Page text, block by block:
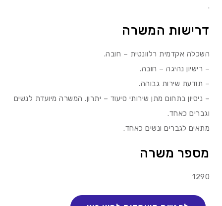
.
דרישות המשרה
השכלה אקדמית רלוונטית – חובה.
– רישיון נהיגה – חובה.
– תודעת שירות גבוהה.
– ניסיון בתחום מתן שירותי סיעוד – יתרון. המשרה מיועדת לנשים
וגברים כאחד.
מתאים לגברים ונשים כאחד.
מספר משרה
1290